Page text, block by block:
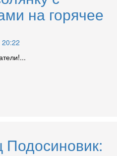
на горячее
Подосиновик: